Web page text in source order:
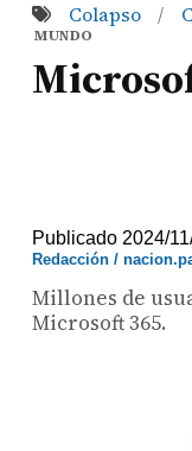
Colapso /
MUNDO
Publicado 2024/
Redacción /
Millones de
Microsoft 365.